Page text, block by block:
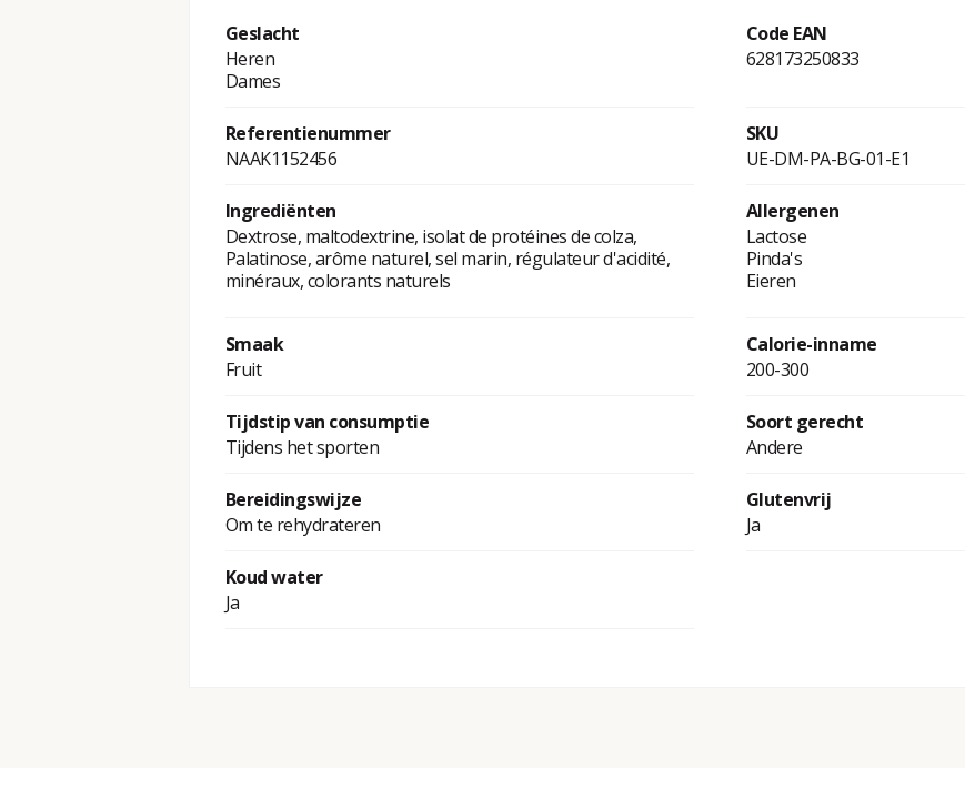
Geslacht
Heren
Dames
Code EAN
628173250833
Referentienummer
NAAK1152456
SKU
UE-DM-PA-BG-01-E1
Ingrediënten
Dextrose, maltodextrine, isolat de protéines de colza,
Palatinose, arôme naturel, sel marin, régulateur d'acidité,
minéraux, colorants naturels
Allergenen
Lactose
Pinda's
Eieren
Smaak
Fruit
Calorie-inname
200-300
Tijdstip van consumptie
Tijdens het sporten
Soort gerecht
Andere
Bereidingswijze
Om te rehydrateren
Glutenvrij
Ja
Koud water
Ja